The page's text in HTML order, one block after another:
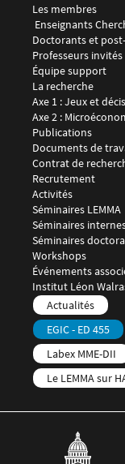
Menu footer LEMMA 1
Les membres
Enseignants
Doctorants et
Professeurs invités
Équipe support
Menu footer LEMMA 2
La recherche
Axe 1 : Jeux et
Axe 2 :
Publications
Documents de
Contrat de
Recrutement
Menu footer LEMMA 3
Activités
Séminaires LEMMA
Séminaires
Séminaires
Workshops
Événements
Menu footer LEMMA 4
Institut Léon
Menu footer LEMMA 5
Actualités
EGIC - ED 455
Labex MME-DII
Le LEMMA sur